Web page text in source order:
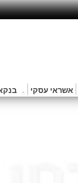
אשראי עסקי